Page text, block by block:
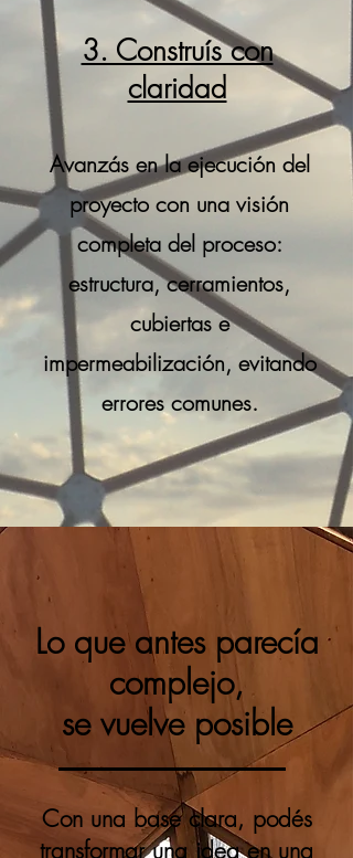
3. Construís con
claridad
Avanzás en la ejecución del
proyecto con una visión
completa del proceso:
estructura, cerramientos,
cubiertas e
impermeabilización, evitando
errores comunes.
Lo que antes parecía
complejo,
se vuelve posible
Con una base clara, podés
transformar una idea en una